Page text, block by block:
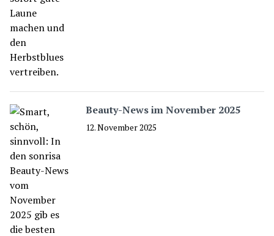
Beauty-News im November 2025
12. November 2025